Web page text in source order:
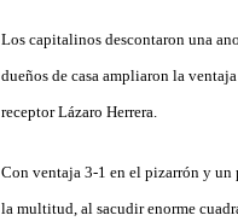
Los capitalinos descontaron una
dueños de casa ampliaron la
receptor Lázaro Herrera.
Con ventaja 3-1 en el pizarrón y un
la multitud, al sacudir enorme